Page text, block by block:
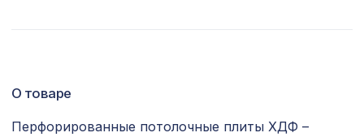
О товаре
Перфорированные потолочные плиты ХДФ –